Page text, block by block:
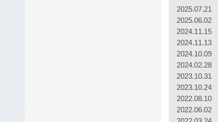
2025.07.21
2025.06.02
2024.11.15
2024.11.13
2024.10.09
2024.02.28
2023.10.31
2023.10.24
2022.08.10
2022.06.02